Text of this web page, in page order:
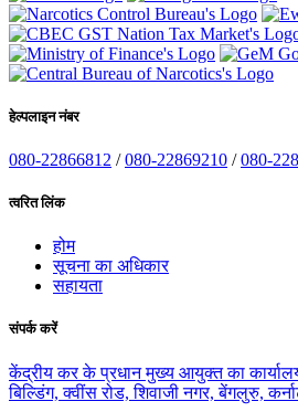
हेल्पलाइन नंबर
080-22866812 /080-22869210 /080-
त्वरित लिंक
होम
सूचना का अधिकार
सहायता
संपर्क करें
केंद्रीय कर के प्रधान मुख्य आयुक्त का
बिल्डिंग, क्वींस रोड, शिवाजी नगर, बेंगलुरु,